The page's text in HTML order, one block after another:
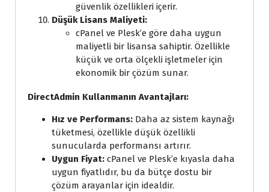
güvenlik özellikleri içerir.
Düşük Lisans Maliyeti:
cPanel ve Plesk’e göre daha uygun
maliyetli bir lisansa sahiptir. Özellikle
küçük ve orta ölçekli işletmeler için
ekonomik bir çözüm sunar.
DirectAdmin Kullanmanın Avantajları:
Hız ve Performans: Daha az sistem kaynağı
tüketmesi, özellikle düşük özellikli
sunucularda performansı artırır.
Uygun Fiyat: cPanel ve Plesk’e kıyasla daha
uygun fiyatlıdır, bu da bütçe dostu bir
çözüm arayanlar için idealdir.